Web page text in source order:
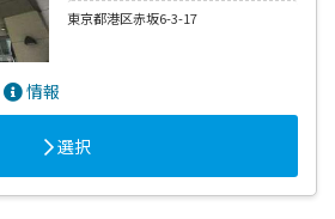
東京都港区赤坂6-3-17
情報
選択